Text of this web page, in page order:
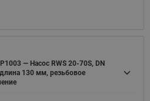
— Насос RWS 20-70S, DN
130 мм, резьбовое